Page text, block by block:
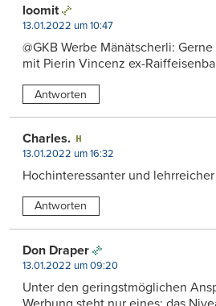
loomit
13.01.2022 um 10:47
@GKB Werbe Mänätscherli:
mit Pierin Vincenz ex-
Antworten
Charles.
13.01.2022 um 16:32
Hochinteressanter und
Antworten
Don Draper
13.01.2022 um 09:20
Unter den geringstmöglichen